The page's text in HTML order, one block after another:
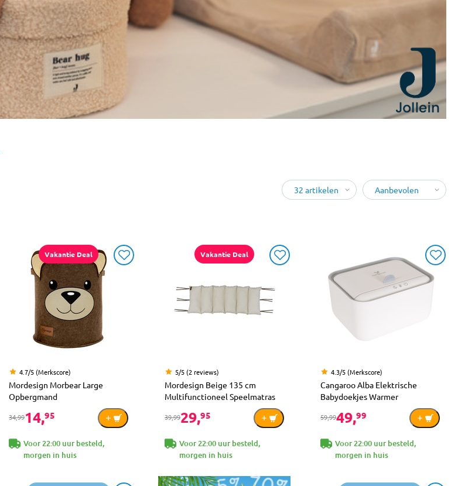
Vakantie Deal
4.7/5 (Merkscore)
Mordesign Morbear Large
Opbergmand
34,9914,95
Voor 22:00 uur besteld,
morgen in huis
Vakantie Deal
5/5 (2 reviews)
Mordesign Beige 135 cm
Multifunctioneel Speelmatras
39,9929,95
Voor 22:00 uur besteld,
morgen in huis
4.3/5 (Merkscore)
Cangaroo Alba Elektrische
Babydoekjes Warmer
59,9949,99
Voor 22:00 uur besteld,
morgen in huis